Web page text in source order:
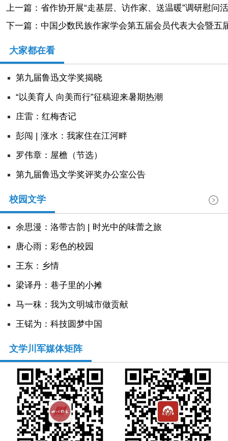
上一篇：省作协开展“走基层、访作家、送温暖”调研慰问
下一篇：中国少数民族作家学会第五届会员代表大会暨五
大家都在看
第九届鲁迅文学奖揭晓
“以美育人 向美而行”征稿迎来暑期热潮
庄雷：红梅杏记
彭闯 | 涨水：我家住在江河畔
罗伟章：屋檐（节选）
第九届鲁迅文学奖评奖办公室公告
校园文学
余思漫：洛带古韵 | 时光中的味蕾之旅
唐心雨：彩色的校园
王东：乡情
​梁译丹：巷子里的小摊
马一秣：我为文明城市做贡献
王锘为：科技圆梦中国
文学川军媒体矩阵